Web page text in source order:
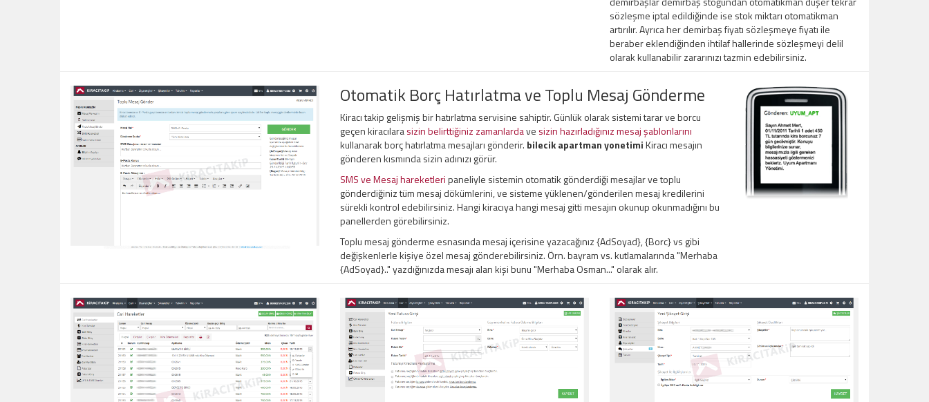
sözleşme iptal edildiğinde ise stok miktarı otomatikman
artırılır. Ayrıca her demirbaş fiyatı sözleşmeye fiyatı ile
beraber eklendiğinden ihtilaf hallerinde sözleşmeyi delil
olarak kullanabilir zararınızı tazmin edebilirsiniz.
Otomatik Borç Hatırlatma ve Toplu Mesaj Gönderme
Kiracı takip gelişmiş bir hatırlatma servisine sahiptir. Günlük olarak sistemi tarar ve borcu
geçen kiracılarasizin belirttiğiniz zamanlardave sizin hazırladığınız mesaj şablonlarını
kullanarak borç hatırlatma mesajları gönderir. bilecik apartman yonetimiKiracı mesajın
gönderen kısmında sizin adınızı görür.
SMS ve Mesaj hareketleripaneliyle sistemin otomatik gönderdiği mesajlar ve toplu
gönderdiğiniz tüm mesaj dökümlerini, ve sisteme yüklenen/gönderilen mesaj kredilerini
sürekli kontrol edebilirsiniz. Hangi kiracıya hangi mesaj gitti mesajın okunup okunmadığını bu
panellerden görebilirsiniz.
Toplu mesaj gönderme esnasında mesaj içerisine yazacağınız {AdSoyad}, {Borc} vs gibi
değişkenlerle kişiye özel mesaj gönderebilirsiniz. Örn. bayram vs. kutlamalarında "Merhaba
{AdSoyad}.." yazdığınızda mesajı alan kişi bunu "Merhaba Osman..." olarak alır.